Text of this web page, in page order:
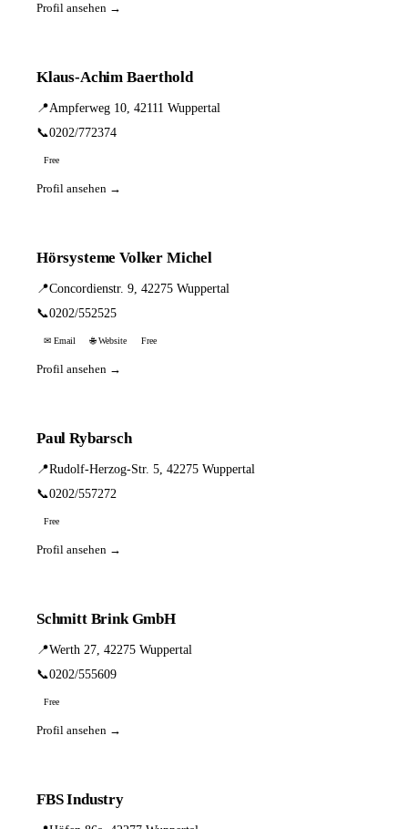
Profil ansehen →
Klaus-Achim Baerthold
📍Ampferweg 10, 42111 Wuppertal
📞0202/772374
Free
Profil ansehen →
Hörsysteme Volker Michel
📍Concordienstr. 9, 42275 Wuppertal
📞0202/552525
✉ Email 🌐 Website Free
Profil ansehen →
Paul Rybarsch
📍Rudolf-Herzog-Str. 5, 42275 Wuppertal
📞0202/557272
Free
Profil ansehen →
Schmitt Brink GmbH
📍Werth 27, 42275 Wuppertal
📞0202/555609
Free
Profil ansehen →
FBS Industry